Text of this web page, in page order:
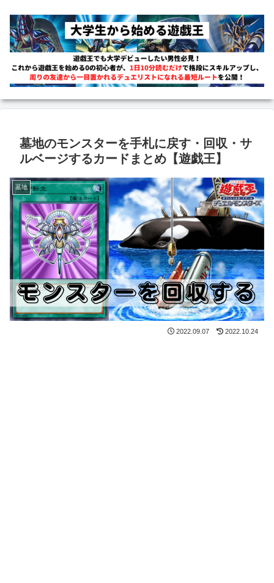
墓地のモンスターを手札に戻す・回収・サ
ルベージするカードまとめ【遊戯王】
墓地
2022.09.07 2022.10.24